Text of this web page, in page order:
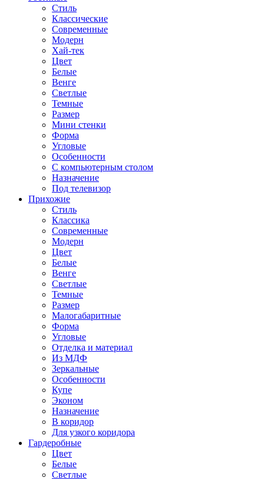
Стиль
Классические
Современные
Модерн
Хай-тек
Цвет
Белые
Венге
Светлые
Темные
Размер
Мини стенки
Форма
Угловые
Особенности
С компьютерным столом
Назначение
Под телевизор
Прихожие
Стиль
Классика
Современные
Модерн
Цвет
Белые
Венге
Светлые
Темные
Размер
Малогабаритные
Форма
Угловые
Отделка и материал
Из МДФ
Зеркальные
Особенности
Купе
Эконом
Назначение
В коридор
Для узкого коридора
Гардеробные
Цвет
Белые
Светлые